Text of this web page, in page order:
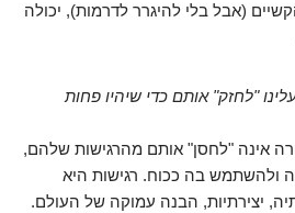
(אבל בלי להיגרר לדרמות), יכולה
"לחזק" אותם כדי שיהיו פחות
אינה "לחסן" אותם מהרגישות שלהם,
ולהשתמש בה ככוח. רגישות היא
יצירתיות, הבנה עמוקה של העולם.